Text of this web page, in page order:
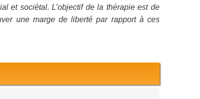
et sociétal. L’objectif de la thérapie est de
une marge de liberté par rapport à ces